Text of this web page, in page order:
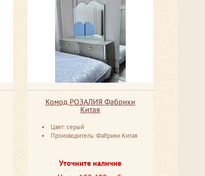
Комод РОЗАЛИЯ Фабрики
Китая
Цвет: серый
Производитель: Фабрики Китая
Уточните наличие